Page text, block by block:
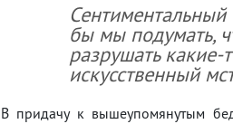
бы мы подумать,
разрушать
искусственный
В придачу к вышеупомянутым